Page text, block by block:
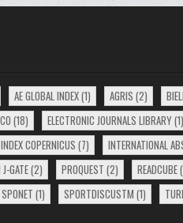
AE GLOBAL INDEX(1) AGRIS (2)
(18) ELECTRONIC JOURNALS LIBRARY(1)
INDEX COPERNICUS (7) INTERNATIONAL
GATE(2) PROQUEST (2) READCUBE
SPONET (1) SPORTDISCUSTM (1)